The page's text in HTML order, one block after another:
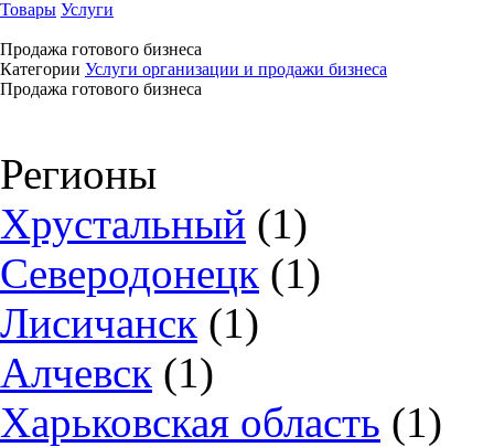
Товары Услуги
Продажа готового бизнеса
Категории Услуги организации и продажи бизнеса
Продажа готового бизнеса
Регионы
Хрустальный (1)
Северодонецк (1)
Лисичанск (1)
Алчевск (1)
Харьковская область (1)